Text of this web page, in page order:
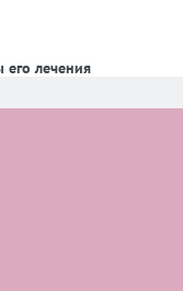
его лечения